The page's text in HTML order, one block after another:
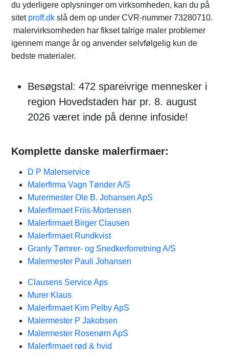
du yderligere oplysninger om virksomheden, kan du på
sitet proff.dk slå dem op under CVR-nummer 73280710.
malervirksomheden har fikset talrige maler problemer
igennem mange år og anvender selvfølgelig kun de
bedste materialer.
Besøgstal: 472 spareivrige mennesker i
region Hovedstaden har pr. 8. august
2026 været inde på denne infoside!
Komplette danske malerfirmaer:
D P Malerservice
Malerfirma Vagn Tønder A/S
Murermester Ole B. Johansen ApS
Malerfirmaet Friis-Mortensen
Malerfirmaet Birger Clausen
Malerfirmaet Rundkvist
Granly Tømrer- og Snedkerforretning A/S
Malermester Pauli Johansen
Clausens Service Aps
Murer Klaus
Malerfirmaet Kim Pelby ApS
Malermester P Jakobsen
Malermester Rosenørn ApS
Malerfirmaet rød & hvid